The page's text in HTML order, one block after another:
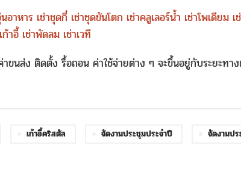
อาหาร เช่าชุดกี๋ เช่าชุดขันโตก เช่าคลูเลอร์น้ำ เช่าโพเดียม เ
ก้าอี้ เช่าพัดลม เช่าเวที
ขนส่ง ติดตั้ง รื้อถอน ค่าใช้จ่ายต่าง ๆ จะขึ้นอยู่กับระยะทา
เก้าอี้คริสตัล จัดงานประชุมประจำปี จัดงานป